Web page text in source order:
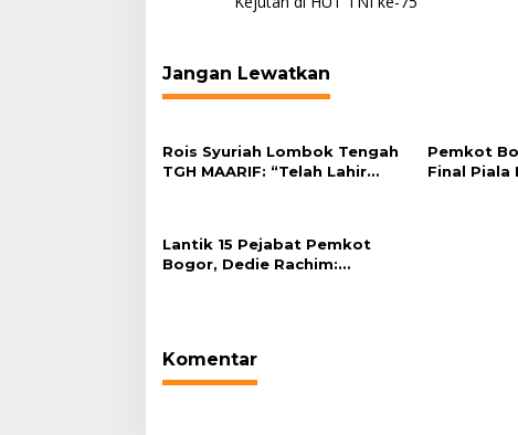
pos
Jangan Lewatkan
Rois Syuriah Lombok Tengah
TGH MAARIF: “Telah Lahir
Pemkot
Final Piala
Lantik 15 Pejabat Pemkot
Bogor, Dedie Rachim:
Komentar